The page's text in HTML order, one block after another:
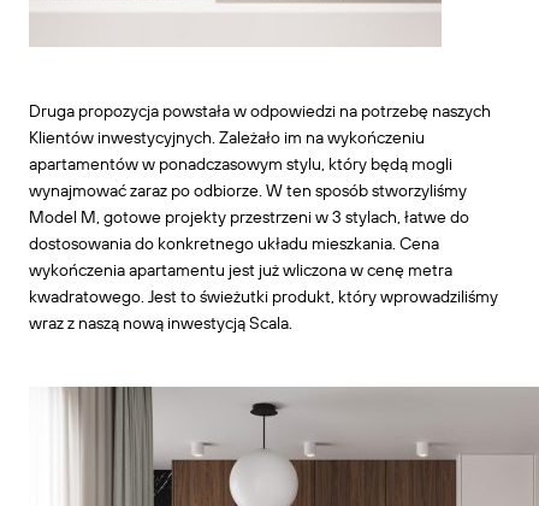
Druga propozycja powstała w odpowiedzi na potrzebę naszych
Klientów inwestycyjnych. Zależało im na wykończeniu
apartamentów w ponadczasowym stylu, który będą mogli
wynajmować zaraz po odbiorze. W ten sposób stworzyliśmy
Model M, gotowe projekty przestrzeni w 3 stylach, łatwe do
dostosowania do konkretnego układu mieszkania. Cena
wykończenia apartamentu jest już wliczona w cenę metra
kwadratowego. Jest to świeżutki produkt, który wprowadziliśmy
wraz z naszą nową inwestycją Scala.